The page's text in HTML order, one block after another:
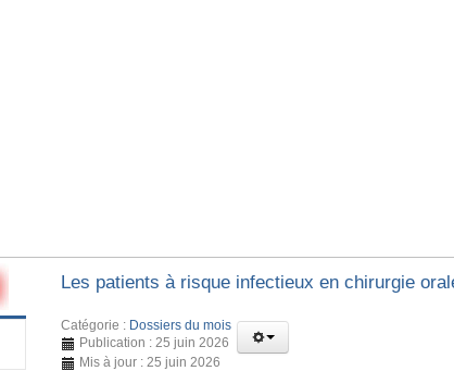
Les patients à risque infectieux en chirurgie
Catégorie : Dossiers du mois
Publication : 25 juin 2026
Mis à jour : 25 juin 2026